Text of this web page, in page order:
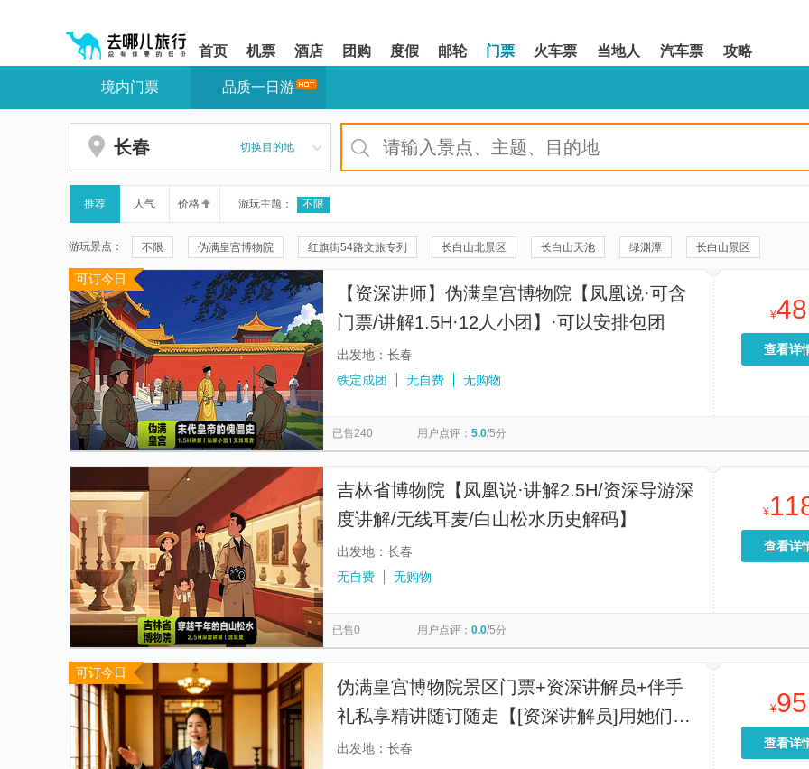
您
站
区,
本
有
6
模
块,
按
Tab
浏
览
信
首页 机票 酒店 团购 度假 邮轮 门票 火车票 当地人 汽车票 攻略
您
站
区
境内门票 品质一日游
长春 切换目的地
推荐 人气 价格 游玩主题： 不限
游玩景点： 不限 伪满皇宫博物院 红旗街54路文旅专列 长白山北景区 长白山天池 绿渊潭 长白山景区
长白山北景区-银环湖
长白山驯鹿森林 这有山 长春动植物公园 吉林省博物院 伪满八大部 文化广场 长春万达滑雪场
伪满皇宫博物院-怀远楼 长春电影制片厂 长影世纪城
缉熙楼 天定山旅游度假小镇 同德殿 长春世界雕塑园 小天池
地下森林 长春刘老根大舞台
东北沦陷史陈列馆 长春见东方.吉时飨宴 汤泉时代温泉 一汽文旅
长春中泰海洋世界 长春博物馆 吉林大学(净月校区)
长春本地玩乐
可订今日
【资深讲师】伪满皇宫博物院【凤凰说·可含
门票/讲解1.5H·12人小团】·可以安排包团
出发地：长春
铁定成团
无自费 无购物
¥48
查看详
已售240 用户点评： 5.0/5分
吉林省博物院【凤凰说·讲解2.5H/资深导游深
度讲解/无线耳麦/白山松水历史解码】
出发地：长春
无自费
无购物
¥
查看详
已售0 用户点评： 0.0/5分
可订今日
伪满皇宫博物院景区门票+资深讲解员+伴手
礼私享精讲随订随走【[资深讲解员]用她们丰
富的历史知识，带您与历史对话，与文化同行
出发地：长春
¥95
查看详